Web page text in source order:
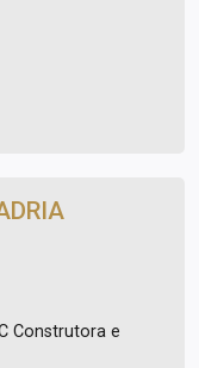
Construtora e